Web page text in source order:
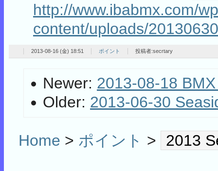
http://www.ibabmx.com/
content/uploads/
2013-08-16 (金) 18:51 ポイント 投稿者:secrtary
Newer: 2013-08-18
Older: 2013-06-30
Home > ポイント > 2013